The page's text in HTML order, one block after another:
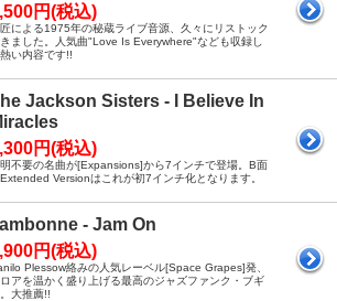
円(税込)
による1975年の秘蔵ライブ音源、久々にリストック
ました。人気曲"Love Is Everywhere"なども収録し
い内容です!!
Jackson Sisters - I Believe In
円(税込)
不要の名曲が[Expansions]から7インチで登場。B面
Versionはこれが初7インチ化となります。
- Jam On
円(税込)
Plessow絡みの人気レーベル[Space Grapes]発、
アを温かく盛り上げる最高のジャズファンク・ブギ
大推薦!!